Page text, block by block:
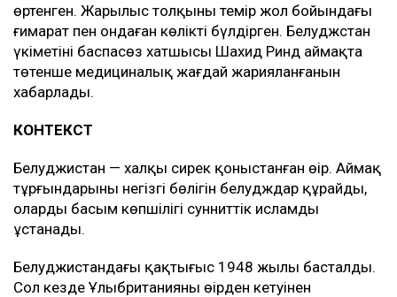
өртенген. Жарылыс толқыны темір жол бойындағы
ғимарат пен ондаған көлікті бүлдірген. Белуджстан
үкіметінің баспасөз хатшысы Шахид Ринд аймақта
төтенше медициналық жағдай жарияланғанын
хабарлады.
КОНТЕКСТ
Белуджистан — халқы сирек қоныстанған өңір. Аймақ
тұрғындарының негізгі бөлігін белудждар құрайды,
олардың басым көпшілігі сунниттік исламды
ұстанады.
Белуджистандағы қақтығыс 1948 жылы басталды.
Сол кезде Ұлыбританияның өңірден кетуінен